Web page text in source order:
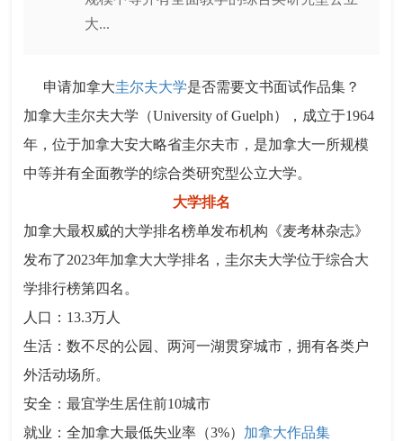
大...
申请加拿大圭尔夫大学是否需要文书面试作品集？
加拿大圭尔夫大学（University of Guelph），成立于1964
年，位于加拿大安大略省圭尔夫市，是加拿大一所规模
中等并有全面教学的综合类研究型公立大学。
大学排名
加拿大最权威的大学排名榜单发布机构《麦考林杂志》
发布了2023年加拿大大学排名，圭尔夫大学位于综合大
学排行榜第四名。
人口：13.3万人
生活：数不尽的公园、两河一湖贯穿城市，拥有各类户
外活动场所。
安全：最宜学生居住前10城市
就业：全加拿大最低失业率（3%） 加拿大作品集